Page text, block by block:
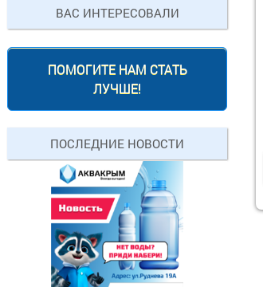
ВАС ИНТЕРЕСОВАЛИ
ПОМОГИТЕ НАМ СТАТЬ
ЛУЧШЕ!
ПОСЛЕДНИЕ НОВОСТИ